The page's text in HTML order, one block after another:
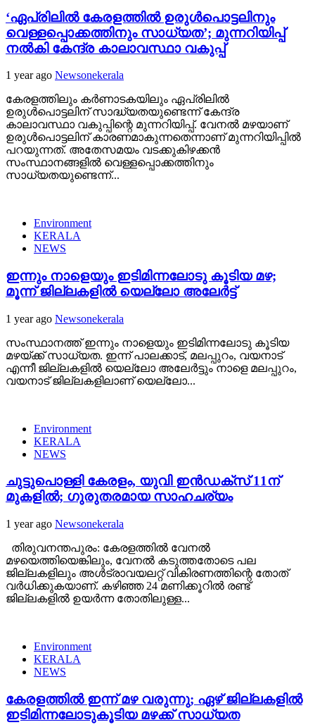
‘ഏപ്രിലിൽ കേരളത്തിൽ ഉരുൾപൊട്ടലിനും
വെള്ളപ്പൊക്കത്തിനും സാധ്യത’; മുന്നറിയിപ്പ്
നൽകി കേന്ദ്ര കാലാവസ്ഥാ വകുപ്പ്
1 year ago Newsonekerala
കേരളത്തിലും കർണാടകയിലും ഏപ്രിലിൽ
ഉരുൾപൊട്ടലിന് സാദ്ധ്യതയുണ്ടെന്ന് കേന്ദ്ര
കാലാവസ്ഥാ വകുപ്പിന്റെ മുന്നറിയിപ്പ്. വേനൽ മഴയാണ്
ഉരുൾപൊട്ടലിന് കാരണമാകുന്നതെന്നാണ് മുന്നറിയിപ്പിൽ
പറയുന്നത്. അതേസമയം വടക്കുകിഴക്കൻ
സംസ്ഥാനങ്ങളിൽ വെള്ളപ്പൊക്കത്തിനും
സാധ്യതയുണ്ടെന്ന്...
Environment
KERALA
NEWS
ഇന്നും നാളെയും ഇടിമിന്നലോടു കൂടിയ മഴ;
മൂന്ന് ജില്ലകളിൽ യെല്ലോ അലേർട്ട്
1 year ago Newsonekerala
സംസ്ഥാനത്ത് ഇന്നും നാളെയും ഇടിമിന്നലോടു കൂടിയ
മഴയ്ക്ക് സാധ്യത. ഇന്ന് പാലക്കാട്, മലപ്പുറം, വയനാട്
എന്നീ ജില്ലകളിൽ യെല്ലോ അലേർട്ടും നാളെ മലപ്പുറം,
വയനാട് ജില്ലകളിലാണ് യെല്ലോ...
Environment
KERALA
NEWS
ചുട്ടുപൊള്ളി കേരളം, യുവി ഇൻഡക്സ് 11ന്
മുകളിൽ; ഗുരുതരമായ സാഹചര്യം
1 year ago Newsonekerala
തിരുവനന്തപുരം: കേരളത്തിൽ വേനൽ
മഴയെത്തിയെങ്കിലും, വേനൽ കടുത്തതോടെ പല
ജില്ലകളിലും അൾട്രാവയലറ്റ് വികിരണത്തിന്റെ തോത്
വർധിക്കുകയാണ്. കഴിഞ്ഞ 24 മണിക്കൂറിൽ രണ്ട്
ജില്ലകളിൽ ഉയർന്ന തോതിലുള്ള...
Environment
KERALA
NEWS
കേരളത്തിൽ ഇന്ന് മഴ വരുന്നു; ഏഴ് ജില്ലകളിൽ
ഇടിമിന്നലോടുകൂടിയ മഴക്ക് സാധ്യത